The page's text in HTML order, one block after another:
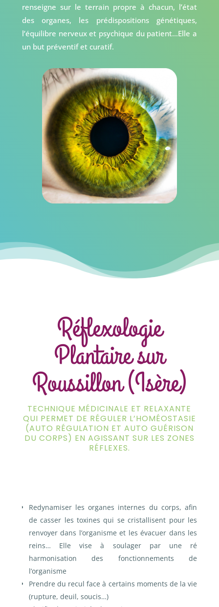
renseigne sur le terrain propre à chacun, l’état
des organes, les prédispositions génétiques,
l’équilibre nerveux et psychique du patient…Elle a
un but préventif et curatif.
Réflexologie
Plantaire sur
Roussillon (Isère)
TECHNIQUE MÉDICINALE ET RELAXANTE
QUI PERMET DE RÉGULER L’HOMÉOSTASIE
(AUTO RÉGULATION ET AUTO GUÉRISON
DU CORPS) EN AGISSANT SUR LES ZONES
RÉFLEXES.
Redynamiser les organes internes du corps, afin
de casser les toxines qui se cristallisent pour les
renvoyer dans l’organisme et les évacuer dans les
reins… Elle vise à soulager par une ré
harmonisation des fonctionnements de
l’organisme
Prendre du recul face à certains moments de la vie
(rupture, deuil, soucis…)